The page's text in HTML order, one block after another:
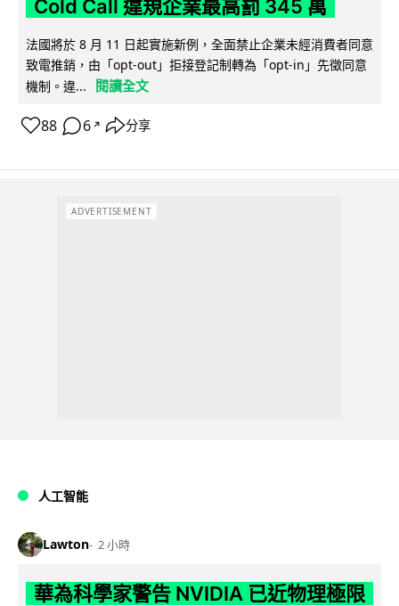
Cold Call 違規企業最高罰 345 萬
法國將於 8 月 11 日起實施新例，全面禁止企業未經消費者同意
致電推銷，由「opt-out」拒接登記制轉為「opt-in」先徵同意
機制。違...
閱讀全文
88 6 ↗ 分享
ADVERTISEMENT
人工智能
Lawton 2 小時
華為科學家警告 NVIDIA 已近物理極限